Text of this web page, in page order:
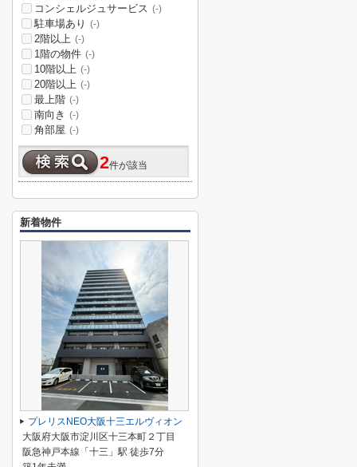
コンシェルジュサービス (-)
駐車場あり (-)
2階以上 (-)
1階の物件 (-)
10階以上 (-)
20階以上 (-)
最上階 (-)
南向き (-)
角部屋 (-)
2件が該当
新着物件
プレリスNEO大阪十三エルヴィオン
大阪府大阪市淀川区十三本町２丁目
阪急神戸本線「十三」駅 徒歩7分